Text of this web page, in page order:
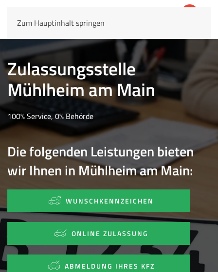
Zum Hauptinhalt springen
Zulassungsstelle
Mühlheim am Main
100% Service, 0% Behörde
Die folgenden Leistungen bieten
wir Ihnen in Mühlheim am Main:
WUNSCHKENNZEICHEN
ONLINE ZULASSUNG
ABMELDUNG IHRES KFZ